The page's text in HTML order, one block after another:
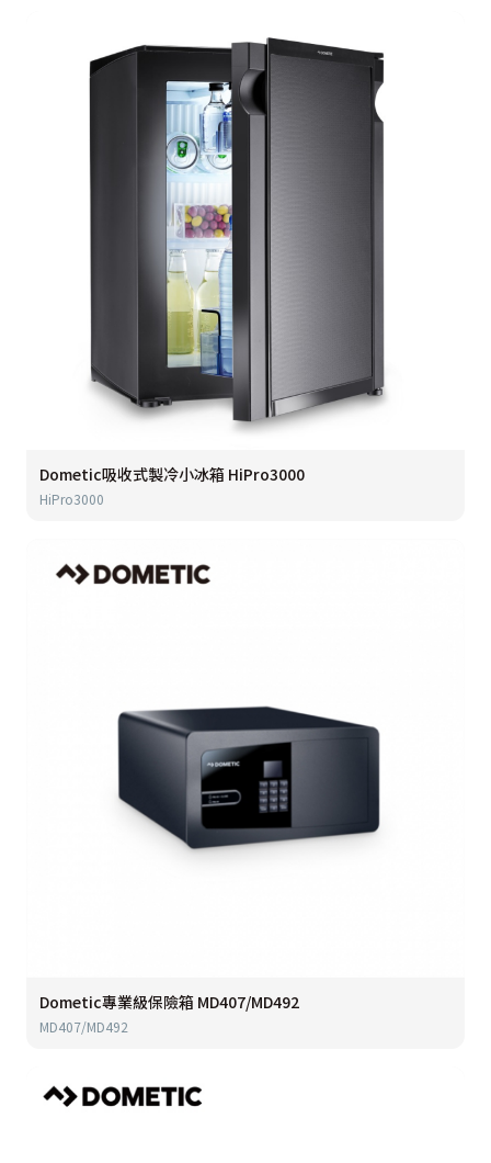
Dometic吸收式製冷小冰箱 HiPro3000
HiPro3000
Dometic專業級保險箱 MD407/MD492
MD407/MD492